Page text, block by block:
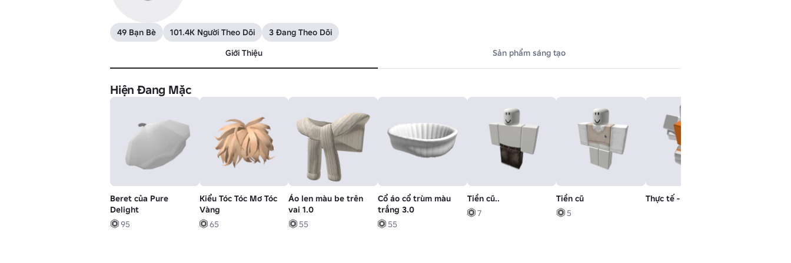
49 Bạn Bè 101.4K Người Theo Dõi
3 Đang Theo Dõi
Giới Thiệu
Sản phẩm sáng tạo
Hiện Đang Mặc
Beret của Pure
Delight
95
Kiểu Tóc Tóc Mơ Tóc
Vàng
65
Áo len màu be trên
vai 1.0
55
Cổ áo cổ trùm màu
trắng 3.0
55
Tiền cũ..
7
Tiền cũ
5
Thực tế - Chạy